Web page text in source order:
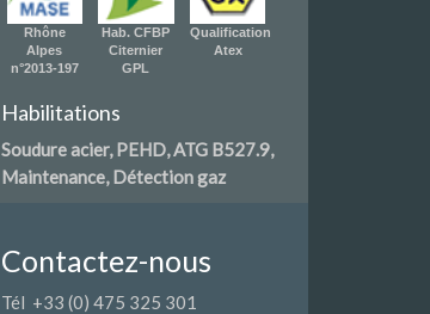
Rhône
Alpes
n°2013-197
Hab. CFBP
Citernier
GPL
Qualification
Atex
Habilitations
Soudure acier, PEHD, ATG B527.9,
Maintenance, Détection gaz
Contactez-nous
Tél +33 (0) 475 325 301